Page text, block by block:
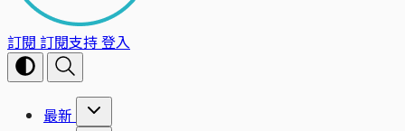
訂閱 訂閱支持登入
最新